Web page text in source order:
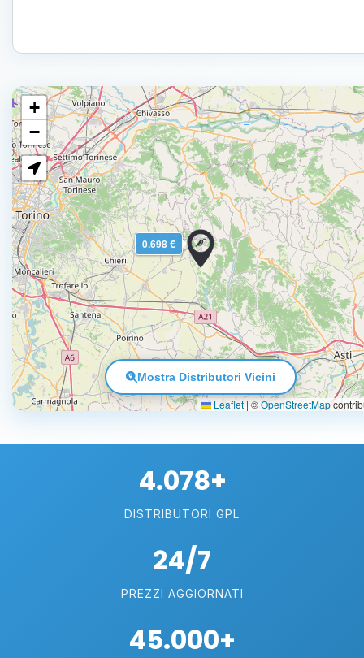
0.698 €
+
−
Leaflet | ©OpenStreetMap
Mostra Distributori Vicini
4.078+
DISTRIBUTORI GPL
24/7
PREZZI AGGIORNATI
45.000+